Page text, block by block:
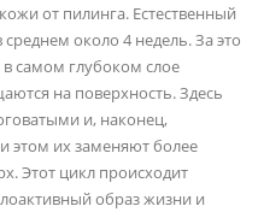
от пилинга. Естественный
около 4 недель. За это
самом глубоком слое
на поверхность. Здесь
и, наконец,
этом их заменяют более
Этот цикл происходит
образ жизни и